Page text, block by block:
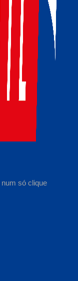
num só clique